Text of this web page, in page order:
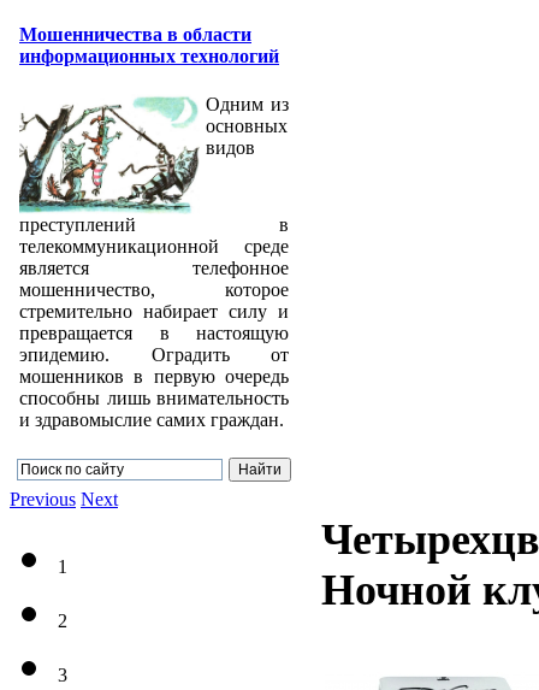
Мошенничества в области
информационных технологий
Одним из
основных
видов
преступлений в
телекоммуникационной среде
является телефонное
мошенничество, которое
стремительно набирает силу и
превращается в настоящую
эпидемию. Оградить от
мошенников в первую очередь
способны лишь внимательность
и здравомыслие самих граждан.
Ночной
Previous Next
1
2
3